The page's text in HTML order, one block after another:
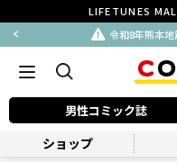
LIFETUNES
令和8年熊本
男性コミック誌
ショップ